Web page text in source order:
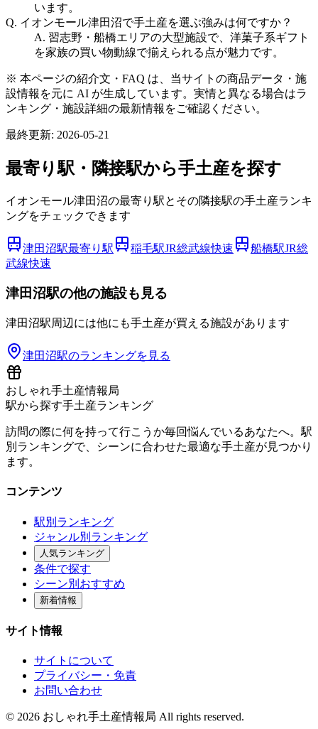
います。
Q. イオンモール津田沼で手土産を選ぶ強みは何ですか？
A. 習志野・船橋エリアの大型施設で、洋菓子系ギフト
を家族の買い物動線で揃えられる点が魅力です。
※ 本ページの紹介文・FAQ は、当サイトの商品データ・施
設情報を元に AI が生成しています。実情と異なる場合はラ
ンキング・施設詳細の最新情報をご確認ください。
最終更新: 2026-05-21
最寄り駅・隣接駅から手土産を探す
イオンモール津田沼の最寄り駅とその隣接駅の手土産ランキ
ングをチェックできます
津田沼駅最寄り駅 稲毛駅JR総武線快速 船橋駅JR総
武線快速
津田沼駅の他の施設も見る
津田沼駅周辺には他にも手土産が買える施設があります
津田沼駅のランキングを見る
おしゃれ手土産情報局
駅から探す手土産ランキング
訪問の際に何を持って行こうか毎回悩んでいるあなたへ。駅
別ランキングで、シーンに合わせた最適な手土産が見つかり
ます。
コンテンツ
駅別ランキング
ジャンル別ランキング
人気ランキング
条件で探す
シーン別おすすめ
新着情報
サイト情報
サイトについて
プライバシー・免責
お問い合わせ
© 2026 おしゃれ手土産情報局 All rights reserved.